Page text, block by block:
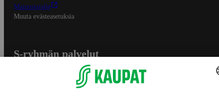
Mainostajalle
Muuta evästeasetuksia
S-ryhmän palvelut